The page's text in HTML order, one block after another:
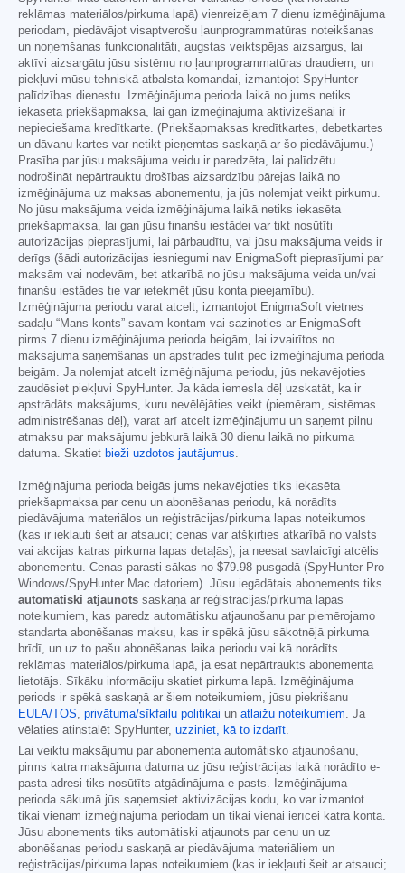
reklāmas materiālos/pirkuma lapā) vienreizējam 7 dienu izmēģinājuma
periodam, piedāvājot visaptverošu ļaunprogrammatūras noteikšanas
un noņemšanas funkcionalitāti, augstas veiktspējas aizsargus, lai
aktīvi aizsargātu jūsu sistēmu no ļaunprogrammatūras draudiem, un
piekļuvi mūsu tehniskā atbalsta komandai, izmantojot SpyHunter
palīdzības dienestu. Izmēģinājuma perioda laikā no jums netiks
iekasēta priekšapmaksa, lai gan izmēģinājuma aktivizēšanai ir
nepieciešama kredītkarte. (Priekšapmaksas kredītkartes, debetkartes
un dāvanu kartes var netikt pieņemtas saskaņā ar šo piedāvājumu.)
Prasība par jūsu maksājuma veidu ir paredzēta, lai palīdzētu
nodrošināt nepārtrauktu drošības aizsardzību pārejas laikā no
izmēģinājuma uz maksas abonementu, ja jūs nolemjat veikt pirkumu.
No jūsu maksājuma veida izmēģinājuma laikā netiks iekasēta
priekšapmaksa, lai gan jūsu finanšu iestādei var tikt nosūtīti
autorizācijas pieprasījumi, lai pārbaudītu, vai jūsu maksājuma veids ir
derīgs (šādi autorizācijas iesniegumi nav EnigmaSoft pieprasījumi par
maksām vai nodevām, bet atkarībā no jūsu maksājuma veida un/vai
finanšu iestādes tie var ietekmēt jūsu konta pieejamību).
Izmēģinājuma periodu varat atcelt, izmantojot EnigmaSoft vietnes
sadaļu “Mans konts” savam kontam vai sazinoties ar EnigmaSoft
pirms 7 dienu izmēģinājuma perioda beigām, lai izvairītos no
maksājuma saņemšanas un apstrādes tūlīt pēc izmēģinājuma perioda
beigām. Ja nolemjat atcelt izmēģinājuma periodu, jūs nekavējoties
zaudēsiet piekļuvi SpyHunter. Ja kāda iemesla dēļ uzskatāt, ka ir
apstrādāts maksājums, kuru nevēlējāties veikt (piemēram, sistēmas
administrēšanas dēļ), varat arī atcelt izmēģinājumu un saņemt pilnu
atmaksu par maksājumu jebkurā laikā 30 dienu laikā no pirkuma
datuma. Skatiet bieži uzdotos jautājumus.
Izmēģinājuma perioda beigās jums nekavējoties tiks iekasēta
priekšapmaksa par cenu un abonēšanas periodu, kā norādīts
piedāvājuma materiālos un reģistrācijas/pirkuma lapas noteikumos
(kas ir iekļauti šeit ar atsauci; cenas var atšķirties atkarībā no valsts
vai akcijas katras pirkuma lapas detaļās), ja neesat savlaicīgi atcēlis
abonementu. Cenas parasti sākas no $79.98 pusgadā (SpyHunter Pro
Windows/SpyHunter Mac datoriem). Jūsu iegādātais abonements tiks
automātiski atjaunots saskaņā ar reģistrācijas/pirkuma lapas
noteikumiem, kas paredz automātisku atjaunošanu par piemērojamo
standarta abonēšanas maksu, kas ir spēkā jūsu sākotnējā pirkuma
brīdī, un uz to pašu abonēšanas laika periodu vai kā norādīts
reklāmas materiālos/pirkuma lapā, ja esat nepārtraukts abonementa
lietotājs. Sīkāku informāciju skatiet pirkuma lapā. Izmēģinājuma
periods ir spēkā saskaņā ar šiem noteikumiem, jūsu piekrišanu
EULA/TOS, privātuma/sīkfailu politikai un atlaižu noteikumiem. Ja
vēlaties atinstalēt SpyHunter, uzziniet, kā to izdarīt.
Lai veiktu maksājumu par abonementa automātisko atjaunošanu,
pirms katra maksājuma datuma uz jūsu reģistrācijas laikā norādīto e-
pasta adresi tiks nosūtīts atgādinājuma e-pasts. Izmēģinājuma
perioda sākumā jūs saņemsiet aktivizācijas kodu, ko var izmantot
tikai vienam izmēģinājuma periodam un tikai vienai ierīcei katrā kontā.
Jūsu abonements tiks automātiski atjaunots par cenu un uz
abonēšanas periodu saskaņā ar piedāvājuma materiāliem un
reģistrācijas/pirkuma lapas noteikumiem (kas ir iekļauti šeit ar atsauci;